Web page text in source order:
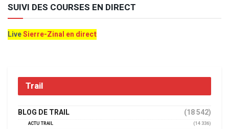
SUIVI DES COURSES EN DIRECT
LiveSierre-Zinal en direct
Trail
BLOG DE TRAIL (18 542)
ACTU TRAIL
(14 336)